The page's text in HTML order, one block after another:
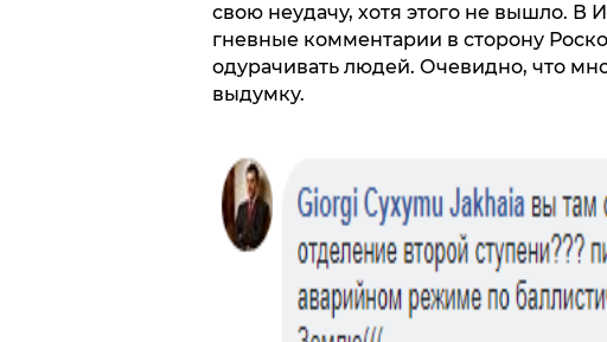
свою неудачу, хотя этого не вышло. В
гневные комментарии в сторону
одурачивать людей. Очевидно, что
выдумку.